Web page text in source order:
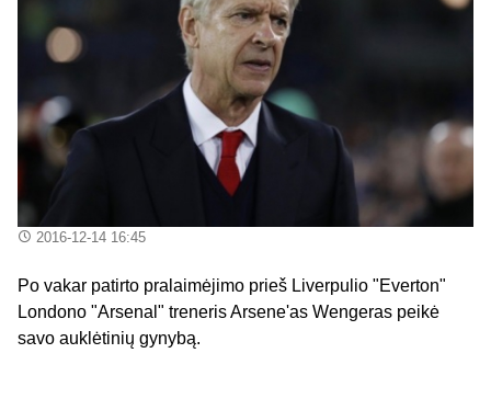
2016-12-14 16:45
Po vakar patirto pralaimėjimo prieš Liverpulio "Everton"
Londono "Arsenal" treneris Arsene'as Wengeras peikė
savo auklėtinių gynybą.